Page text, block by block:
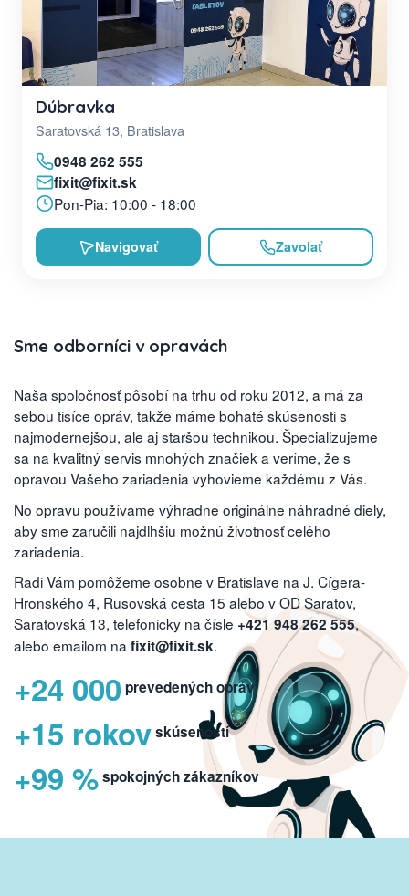
Dúbravka
Saratovská 13, Bratislava
0948 262 555
fixit@fixit.sk
Pon-Pia: 10:00 - 18:00
Navigovať Zavolať
Sme odborníci v opravách
Naša spoločnosť pôsobí na trhu od roku 2012, a má za
sebou tisíce opráv, takže máme bohaté skúsenosti s
najmodernejšou, ale aj staršou technikou. Špecializujeme
sa na kvalitný servis mnohých značiek a veríme, že s
opravou Vašeho zariadenia vyhovieme každému z Vás.
No opravu používame výhradne originálne náhradné diely,
aby sme zaručili najdlhšiu možnú životnosť celého
zariadenia.
Radi Vám pomôžeme osobne v Bratislave na J. Cígera-
Hronského 4, Rusovská cesta 15 alebo v OD Saratov,
Saratovská 13, telefonicky na čísle +421 948 262 555,
alebo emailom na fixit@fixit.sk.
+24 000 prevedených opráv
+15 rokovskúseností
+99 %spokojných zákazníkov